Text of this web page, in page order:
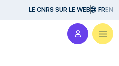
LE CNRS SUR LE WEB FREN